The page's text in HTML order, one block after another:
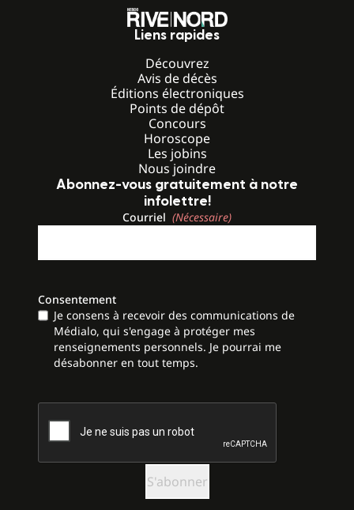
Liens rapides
Découvrez
Avis de décès
Éditions électroniques
Points de dépôt
Concours
Horoscope
Les jobins
Nous joindre
Abonnez-vous gratuitement à notre
infolettre!
Courriel (Nécessaire)
Consentement
Je consens à recevoir des communications de
Médialo, qui s'engage à protéger mes
renseignements personnels. Je pourrai me
désabonner en tout temps.
CAPTCHA